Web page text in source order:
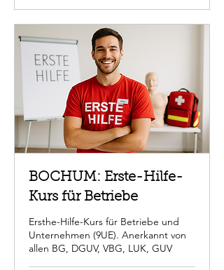
BOCHUM: Erste-Hilfe-
Kurs für Betriebe
Ersthe-Hilfe-Kurs für Betriebe und
Unternehmen (9UE). Anerkannt von
allen BG, DGUV, VBG, LUK, GUV